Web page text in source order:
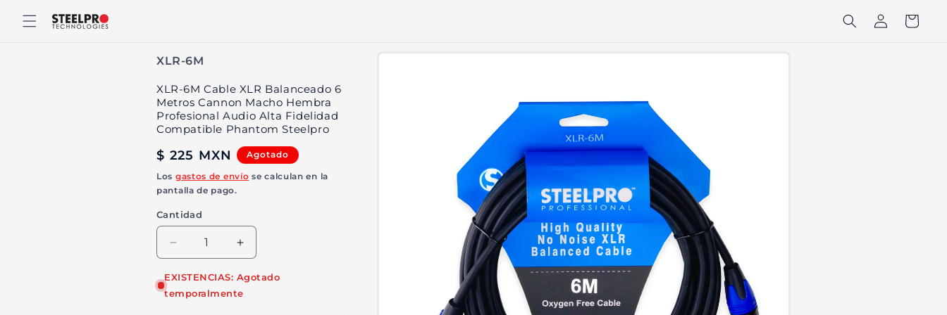
directamente
al contenido
Iniciar
sesión
Carrito
SKU:
XLR-6M
XLR-6M Cable XLR Balanceado 6
Metros Cannon Macho Hembra
Profesional Audio Alta Fidelidad
Compatible Phantom Steelpro
Precio
habitual
$ 225 MXN Agotado
Los gastos de envío se calculan en la
pantalla de pago.
Cantidad
Reducir
cantidad
para
XLR-
Aumentar
cantidad
para
XLR-
EXISTENCIAS: Agotado
temporalmente